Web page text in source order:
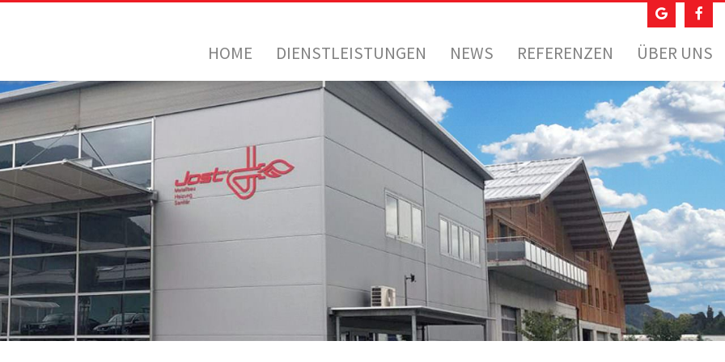
HOME DIENSTLEISTUNGEN NEWS REFERENZEN ÜBER UNS